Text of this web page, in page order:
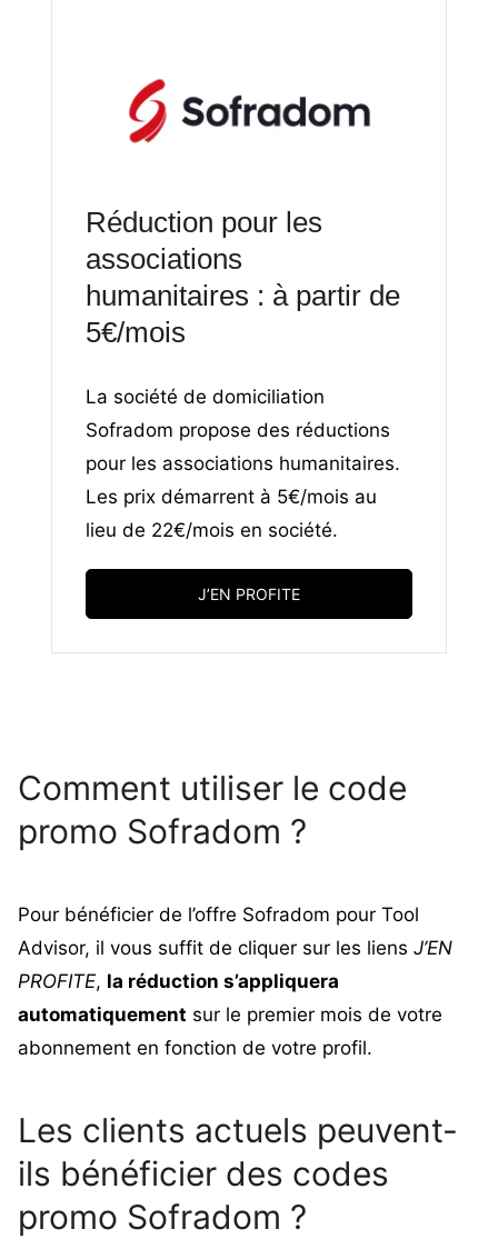
Réduction pour les
associations
humanitaires : à partir de
5€/mois
La société de domiciliation
Sofradom propose des réductions
pour les associations humanitaires.
Les prix démarrent à 5€/mois au
lieu de 22€/mois en société.
J’EN PROFITE
Comment utiliser le code
promo Sofradom ?
Pour bénéficier de l’offre Sofradom pour Tool
Advisor, il vous suffit de cliquer sur les liens J’EN
PROFITE, la réduction s’appliquera
automatiquement sur le premier mois de votre
abonnement en fonction de votre profil.
Les clients actuels peuvent-
ils bénéficier des codes
promo Sofradom ?